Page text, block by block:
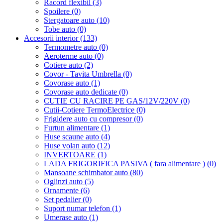
Racord flexibil (3)
Spoilere (0)
Stergatoare auto (10)
Tobe auto (0)
Accesorii interior (133)
Termometre auto (0)
Aeroterme auto (0)
Cotiere auto (2)
Covor - Tavita Umbrella (0)
Covorase auto (1)
Covorase auto dedicate (0)
CUTIE CU RACIRE PE GAS/12V/220V (0)
Cutii-Cotiere TermoElectrice (0)
Frigidere auto cu compresor (0)
Furtun alimentare (1)
Huse scaune auto (4)
Huse volan auto (12)
INVERTOARE (1)
LADA FRIGORIFICA PASIVA ( fara alimentare ) (0)
Mansoane schimbator auto (80)
Oglinzi auto (5)
Ornamente (6)
Set pedalier (0)
Suport numar telefon (1)
Umerase auto (1)